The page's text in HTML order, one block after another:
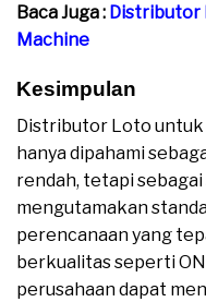
Baca Juga : Distributor
Machine
Kesimpulan
Distributor Loto untuk
hanya dipahami
rendah, tetapi
mengutamakan
perencanaan yang
berkualitas seperti
perusahaan dapat